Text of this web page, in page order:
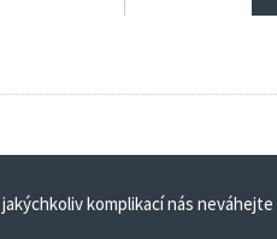
jakýchkoliv komplikací nás